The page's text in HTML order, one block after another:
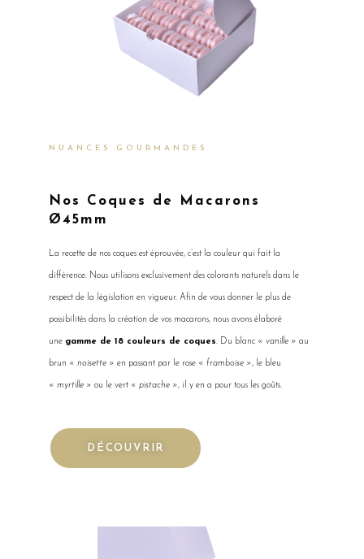
NUANCES GOURMANDES
Nos Coques de Macarons
Ø45mm
La recette de nos coques est éprouvée, c’est la couleur qui fait la
différence. Nous utilisons exclusivement des colorants naturels dans le
respect de la législation en vigueur. Afin de vous donner le plus de
possibilités dans la création de vos macarons, nous avons élaboré
une gamme de 18 couleurs de coques. Du blanc « vanille » au
brun « noisette » en passant par le rose « framboise », le bleu
« myrtille » ou le vert « pistache », il y en a pour tous les goûts.
DÉCOUVRIR